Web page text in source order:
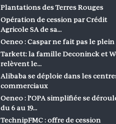
Plantations des Terres Rouges
Opération de cession par Crédit
Agricole SA de sa…
Oeneo : Caspar ne fait pas le plein
Tarkett: la famille Deconinck et
relèvent le…
Alibaba se déploie dans les
commerciaux
Oeneo : l’OPA simplifiée se
du 6 au 19…
TechnipFMC : offre de cession